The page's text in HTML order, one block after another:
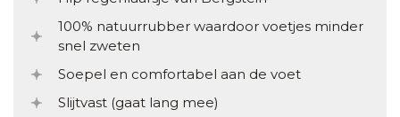
100% natuurrubber waardoor voetjes minder
snel zweten
Soepel en comfortabel aan de voet
Slijtvast (gaat lang mee)